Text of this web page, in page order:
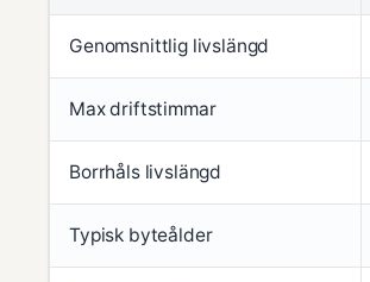
Genomsnittlig livslängd
Max driftstimmar
Borrhåls livslängd
Typisk byteålder